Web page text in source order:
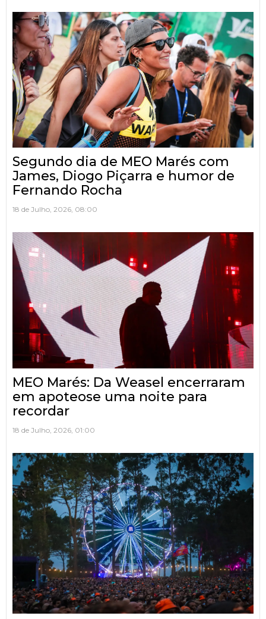
Segundo dia de MEO Marés com
James, Diogo Piçarra e humor de
Fernando Rocha
18 de Julho, 2026, 08:00
MEO Marés: Da Weasel encerraram
em apoteose uma noite para
recordar
18 de Julho, 2026, 01:00